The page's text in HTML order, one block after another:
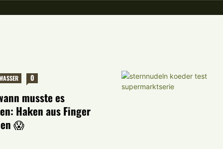
0
musste es
Haken aus Finger
😱